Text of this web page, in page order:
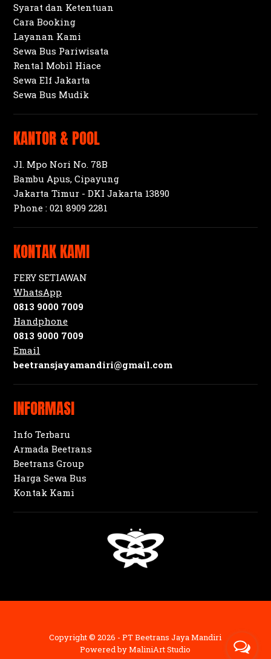
Syarat dan Ketentuan
Cara Booking
Layanan Kami
Sewa Bus Pariwisata
Rental Mobil Hiace
Sewa Elf Jakarta
Sewa Bus Mudik
KANTOR & POOL
Jl. Mpo Nori No. 78B
Bambu Apus, Cipayung
Jakarta Timur - DKI Jakarta 13890
Phone :021 8909 2281
KONTAK KAMI
FERY SETIAWAN
WhatsApp
0813 9000 7009
Handphone
0813 9000 7009
Email
beetransjayamandiri@gmail.com
INFORMASI
Info Terbaru
Armada Beetrans
Beetrans Group
Harga Sewa Bus
Kontak Kami
Copyright © 2026 - PT Beetrans Jaya Mandiri
Powered byMaliniArt Studio